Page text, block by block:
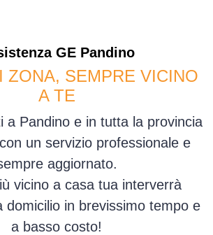
GEPandino
ZONA, SEMPRE VICINO
A TE
a Pandino e in tutta la provincia
un servizio professionale e
aggiornato.
vicino a casa tua interverrà
domicilio in brevissimo tempo e
a basso costo!